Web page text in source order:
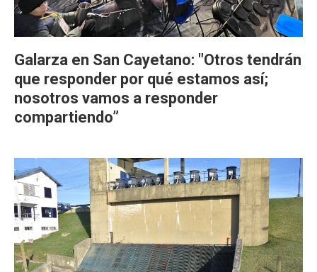
Galarza en San Cayetano: "Otros tendrán
que responder por qué estamos así;
nosotros vamos a responder
compartiendo”